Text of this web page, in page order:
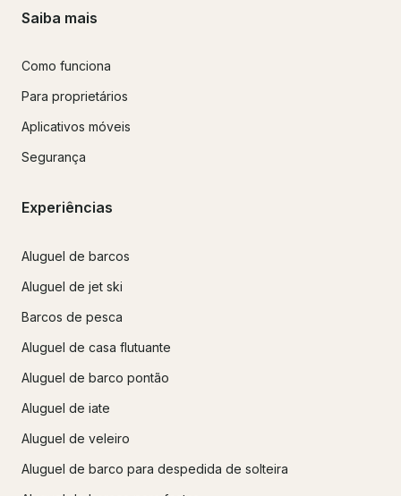
Saiba mais
Como funciona
Para proprietários
Aplicativos móveis
Segurança
Experiências
Aluguel de barcos
Aluguel de jet ski
Barcos de pesca
Aluguel de casa flutuante
Aluguel de barco pontão
Aluguel de iate
Aluguel de veleiro
Aluguel de barco para despedida de solteira